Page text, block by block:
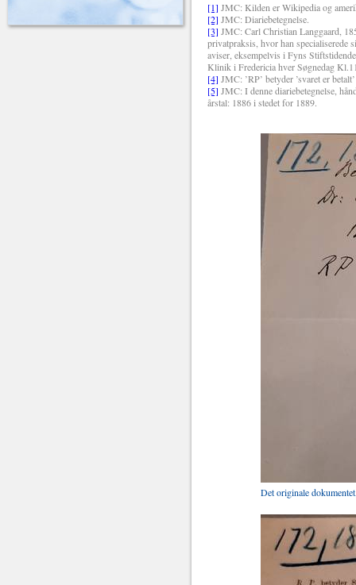
[1] JMC: Kilden er Wikipedia og
[2] JMC: Diariebetegnelse.
[3] JMC: Carl Christian Langgaard,
privatpraksis, hvor han specialiserede
aviser, eksempelvis i Fyns
Klinik i Fredericia hver Søgnedag
[4] JMC: ’RP’ betyder ’svaret er
[5] JMC: I denne diariebetegnelse,
årstal: 1886 i stedet for 1889.
Det originale